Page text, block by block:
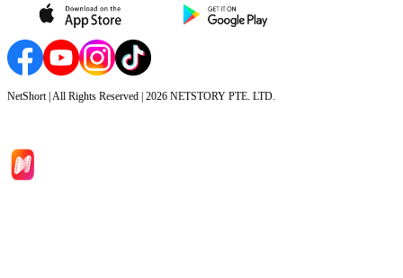
NetShort | All Rights Reserved | 2026 NETSTORY PTE. LTD.